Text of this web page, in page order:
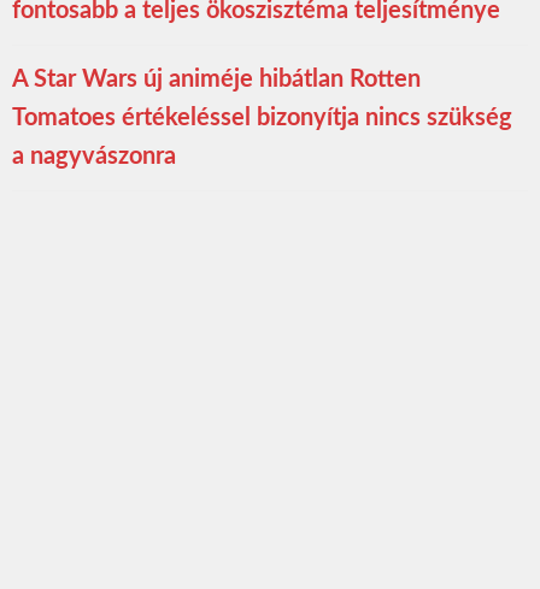
fontosabb a teljes ökoszisztéma teljesítménye
A Star Wars új animéje hibátlan Rotten
Tomatoes értékeléssel bizonyítja nincs szükség
a nagyvászonra